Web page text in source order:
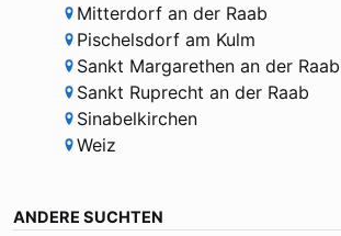
Mitterdorf an der Raab
Pischelsdorf am Kulm
Sankt Margarethen an der Raab
Sankt Ruprecht an der Raab
Sinabelkirchen
Weiz
ANDERE SUCHTEN